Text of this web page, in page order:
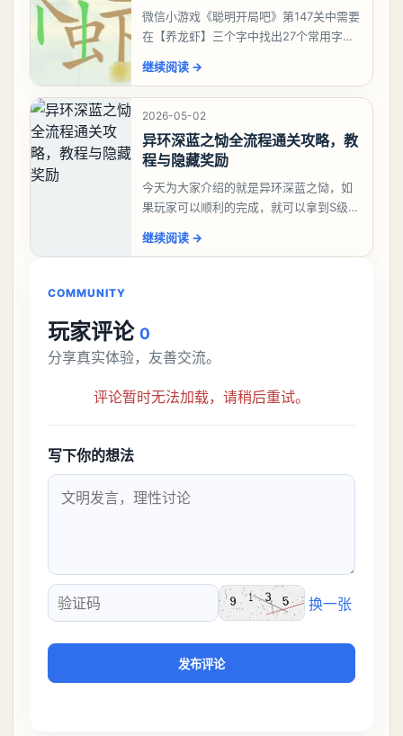
微信小游戏《聪明开局吧》第147关中需要
在【养龙虾】三个字中找出27个常用字，
大、夫、夰、巾、中、虫、下、虾、卜、
囗、吓、卟、
继续阅读 →
2026-05-02
异环深蓝之恸全流程通关攻略，教
程与隐藏奖励
今天为大家介绍的就是异环深蓝之恸，如
果玩家可以顺利的完成，就可以拿到S级弧
比较高的，对于那些新手玩家并不建议直
继续阅读 →
COMMUNITY
玩家评论 0
分享真实体验，友善交流。
评论暂时无法加载，请稍后重试。
写下你的想法
验证码
换一张
发布评论